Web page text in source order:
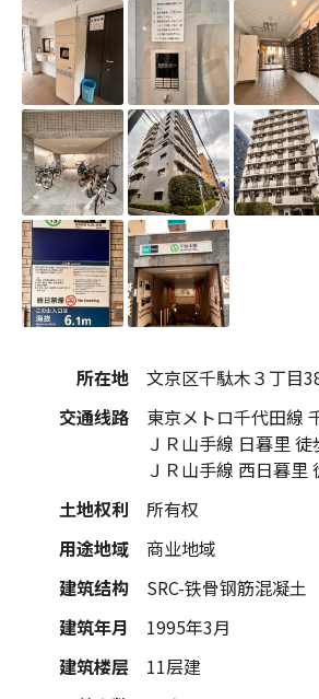
所在地
文京区千駄木３丁目
交通线路
東京メトロ千代田線
ＪＲ山手線 日暮里 徒
ＪＲ山手線 西日暮里
土地权利
所有权
用途地域
商业地域
建筑结构
SRC-铁骨钢筋混凝土
建筑年月
1995年3月
建筑楼层
11层建